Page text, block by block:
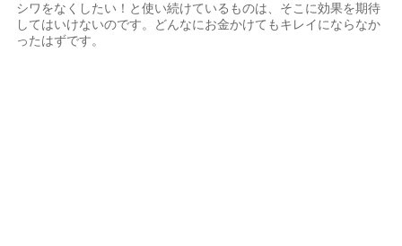
シワをなくしたい！と使い続けているものは、そこに効果を期待
してはいけないのです。どんなにお金かけてもキレイにならなか
ったはずです。